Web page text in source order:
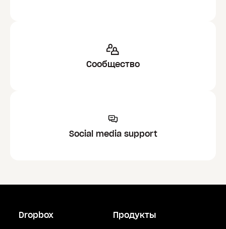
Сообщество
Social media support
Dropbox Продукты